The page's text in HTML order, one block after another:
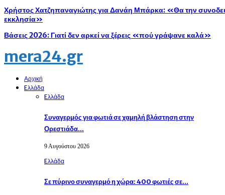
Χρήστος Χατζηπαναγιώτης για Δανάη Μπάρκα: «Θα την
εκκλησία»
Βάσεις 2026: Γιατί δεν αρκεί να ξέρεις «πού γράψανε καλά»
mera24.gr
Αρχική
Eλλάδα
Eλλάδα
Συναγερμός για φωτιά σε χαμηλή βλάστηση στην
Ορεστιάδα…
9 Αυγούστου 2026
Eλλάδα
Σε πύρινο συναγερμό η χώρα: 400 φωτιές σε…